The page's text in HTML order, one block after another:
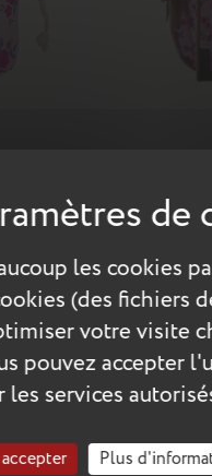
les cookies
(des fichiers
votre visite
pouvez accepter
les services
Plus
anglaise. Un motif
touche de parme
et CE2.
du produit :
conçu pour durer :